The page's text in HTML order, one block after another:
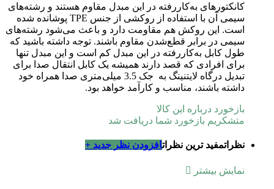
کانکتورهای به‌کاررفته در این مبدل مقاوم هستند و رشته‌های
سیمی آن با استفاده از روکشی از جنس TPE پوشانده شده
است. این روکش هم مقاومت دارد و باعث می‌شود رشته‌های
سیمی در برابر قطع‌شدن مقاوم باشند. توجه داشته باشید که
طول کابل به‌کاررفته در این مبدل کم است و این مبدل تنها
برای افرادی که قصد دارند همیشه یک کابل انتقال صدا برای
تبدیل درگاه لایتنینگ به جک 3.5 میلی‌متری صدا همراه خود
داشته باشند، مناسب و کارآمد خواهد بود.
بازخورد درباره این کالا
متشکریم بازخورد شما دریافت شد
نظراتمفید ترین نظراتافزودن نظر جدید +
نمایش بیشتر